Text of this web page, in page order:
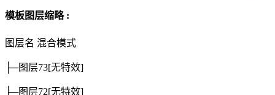
模板图层缩略 :
图层名 混合模式
├─图层73[无特效]
├─图层72[无特效]